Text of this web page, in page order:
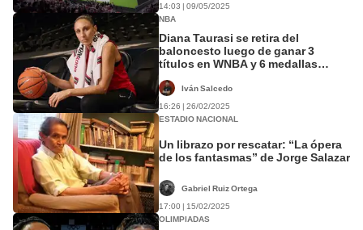
14:03 | 09/05/2025
NBA
Diana Taurasi se retira del
baloncesto luego de ganar 3
títulos en WNBA y 6 medallas
Iván Salcedo
16:26 | 26/02/2025
ESTADIO NACIONAL
Un librazo por rescatar: “La ópera
de los fantasmas” de Jorge Salazar
Gabriel Ruiz Ortega
17:00 | 15/02/2025
OLIMPIADAS